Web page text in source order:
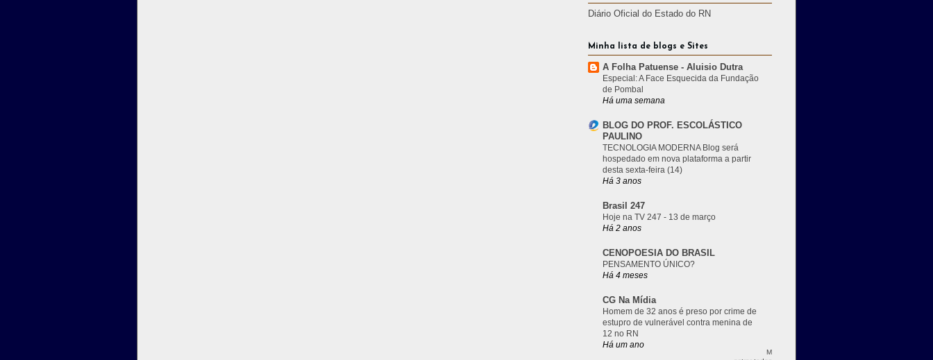
Diário Oficial do Estado do RN
Minha lista de blogs e Sites
A Folha Patuense - Aluisio Dutra
Especial: A Face Esquecida da Fundação
de Pombal
Há uma semana
BLOG DO PROF. ESCOLÁSTICO
PAULINO
TECNOLOGIA MODERNA Blog será
hospedado em nova plataforma a partir
desta sexta-feira (14)
Há 3 anos
Brasil 247
Hoje na TV 247 - 13 de março
Há 2 anos
CENOPOESIA DO BRASIL
PENSAMENTO ÚNICO?
Há 4 meses
CG Na Mídia
Homem de 32 anos é preso por crime de
estupro de vulnerável contra menina de
12 no RN
Há um ano
M